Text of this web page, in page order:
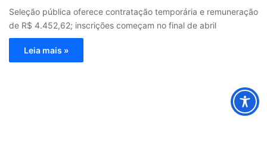
Seleção pública oferece contratação temporária e remuneração
de R$ 4.452,62; inscrições começam no final de abril
Leia mais »